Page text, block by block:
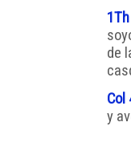
de
Col
y